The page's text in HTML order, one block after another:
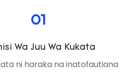
01
Wa Juu Wa Kukata
ni haraka na inatofautiana